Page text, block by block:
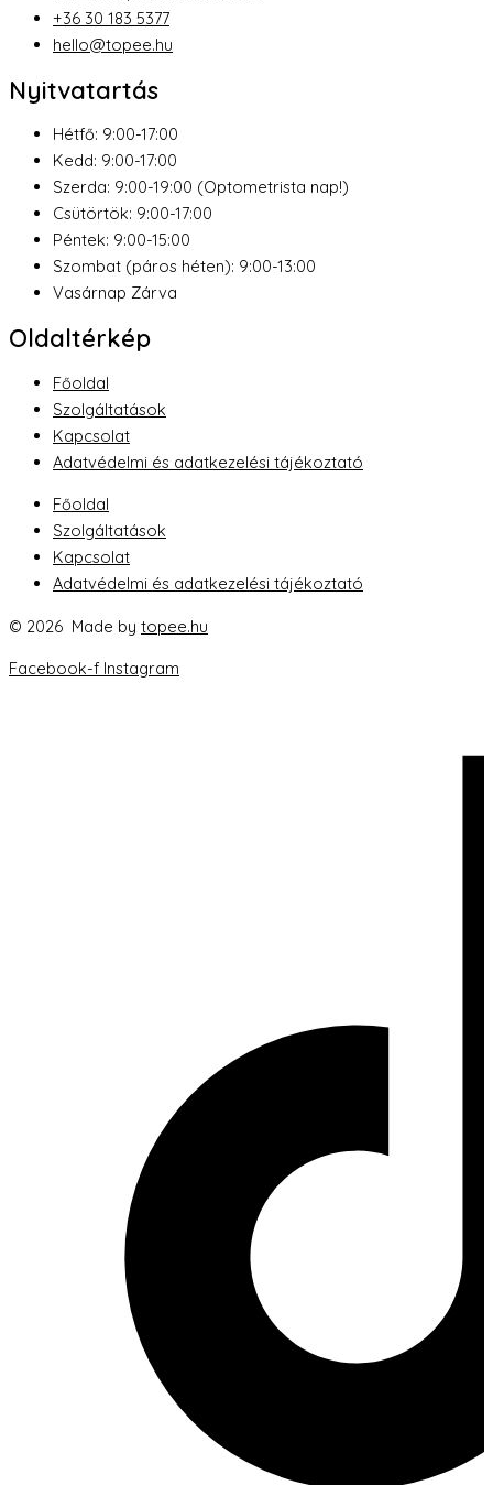
+36 30 183 5377
hello@topee.hu
Nyitvatartás
Hétfő: 9:00-17:00
Kedd: 9:00-17:00
Szerda: 9:00-19:00 (Optometrista nap!)
Csütörtök: 9:00-17:00
Péntek: 9:00-15:00
Szombat (páros héten): 9:00-13:00
Vasárnap Zárva
Oldaltérkép
Főoldal
Szolgáltatások
Kapcsolat
Adatvédelmi és adatkezelési tájékoztató
Főoldal
Szolgáltatások
Kapcsolat
Adatvédelmi és adatkezelési tájékoztató
© 2026 Made by topee.hu
Facebook-f Instagram